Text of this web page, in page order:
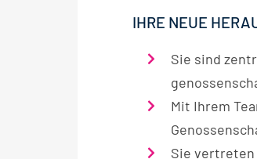
IHRE NEUE
Sie sind
Mit Ihrem
Sie